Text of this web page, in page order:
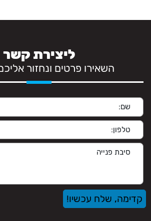
ליצירת קשר
השאירו פרטים ונחזור